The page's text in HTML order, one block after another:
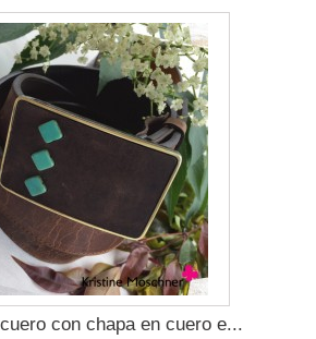
con chapa en cuero e...